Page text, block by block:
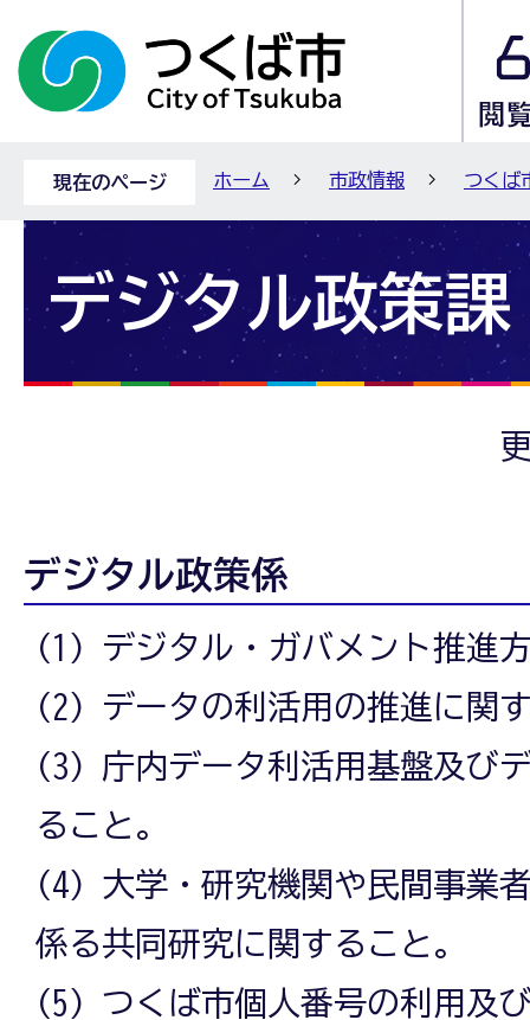
現在のページ ホーム 市政情報 つくば
デジタル政策課
デジタル政策係
(1) デジタル・ガバメント推進
(2) データの利活用の推進に関
(3) 庁内データ利活用基盤及び
ること。
(4) 大学・研究機関や民間事業
係る共同研究に関すること。
(5) つくば市個人番号の利用及